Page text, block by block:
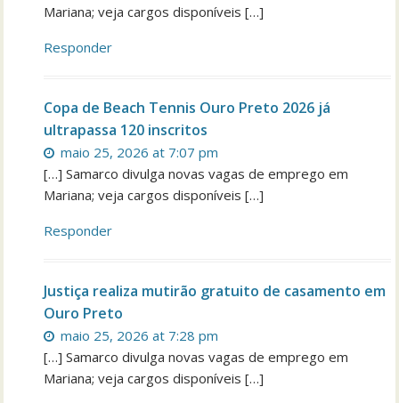
Mariana; veja cargos disponíveis […]
Responder
Copa de Beach Tennis Ouro Preto 2026 já
ultrapassa 120 inscritos
maio 25, 2026 at 7:07 pm
[…] Samarco divulga novas vagas de emprego em
Mariana; veja cargos disponíveis […]
Responder
Justiça realiza mutirão gratuito de casamento em
Ouro Preto
maio 25, 2026 at 7:28 pm
[…] Samarco divulga novas vagas de emprego em
Mariana; veja cargos disponíveis […]